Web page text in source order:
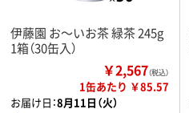
伊藤園 お～いお茶 緑茶 245g
1箱（30缶入）
￥2,567（税込）
1缶あたり ￥85.57
お届け日：8月11日（火）